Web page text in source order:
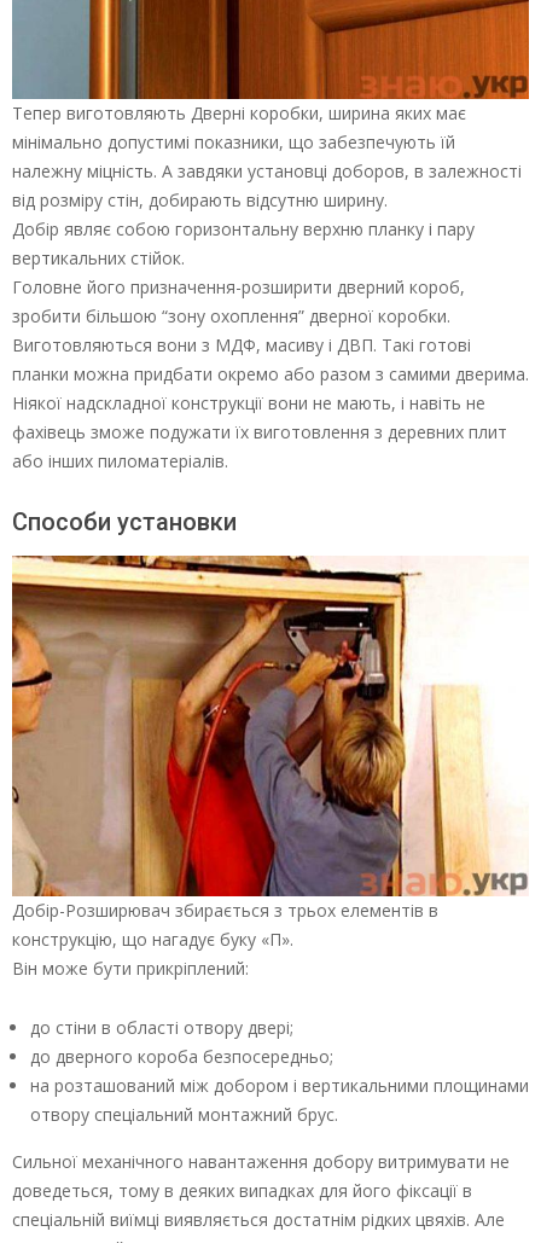
Тепер виготовляють Дверні коробки, ширина яких має
мінімально допустимі показники, що забезпечують їй
належну міцність. А завдяки установці доборов, в залежності
від розміру стін, добирають відсутню ширину.
Добір являє собою горизонтальну верхню планку і пару
вертикальних стійок.
Головне його призначення-розширити дверний короб,
зробити більшою “зону охоплення” дверної коробки.
Виготовляються вони з МДФ, масиву і ДВП. Такі готові
планки можна придбати окремо або разом з самими дверима.
Ніякої надскладної конструкції вони не мають, і навіть не
фахівець зможе подужати їх виготовлення з деревних плит
або інших пиломатеріалів.
Способи установки
Добір-Розширювач збирається з трьох елементів в
конструкцію, що нагадує буку «П».
Він може бути прикріплений:
до стіни в області отвору двері;
до дверного короба безпосередньо;
на розташований між добором і вертикальними площинами
отвору спеціальний монтажний брус.
Сильної механічного навантаження добору витримувати не
доведеться, тому в деяких випадках для його фіксації в
спеціальній виїмці виявляється достатнім рідких цвяхів. Але